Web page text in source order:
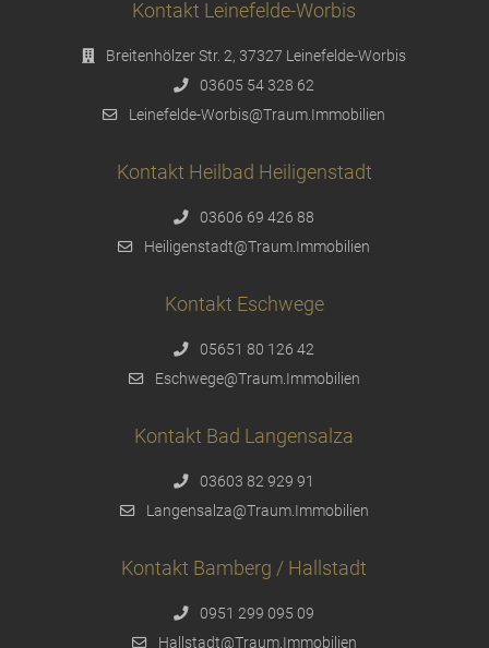
Kontakt Leinefelde-Worbis
Breitenhölzer Str. 2, 37327 Leinefelde-Worbis
03605 54 328 62
Leinefelde-Worbis@Traum.Immobilien
Kontakt Heilbad Heiligenstadt
03606 69 426 88
Heiligenstadt@Traum.Immobilien
Kontakt Eschwege
05651 80 126 42
Eschwege@Traum.Immobilien
Kontakt Bad Langensalza
03603 82 929 91
Langensalza@Traum.Immobilien
Kontakt Bamberg / Hallstadt
0951 299 095 09
Hallstadt@Traum.Immobilien